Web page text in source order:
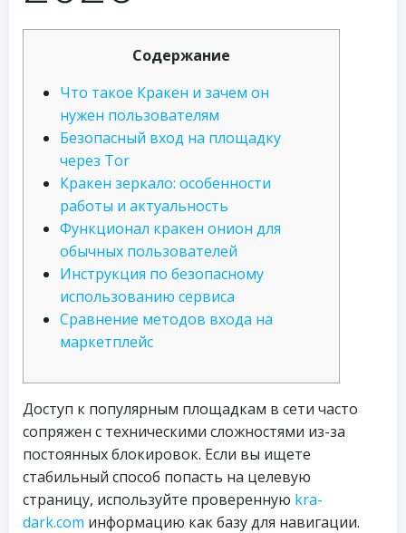
Содержание
Что такое Кракен и зачем он
нужен пользователям
Безопасный вход на площадку
через Tor
Кракен зеркало: особенности
работы и актуальность
Функционал кракен онион для
обычных пользователей
Инструкция по безопасному
использованию сервиса
Сравнение методов входа на
маркетплейс
Доступ к популярным площадкам в сети часто
сопряжен с техническими сложностями из-за
постоянных блокировок. Если вы ищете
стабильный способ попасть на целевую
страницу, используйте проверенную kra-
dark.com информацию как базу для навигации.